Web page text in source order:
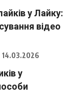
у Лайку:
відео
14.03.2026
у